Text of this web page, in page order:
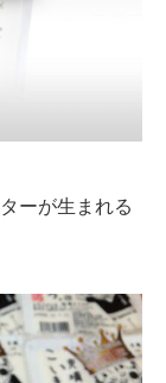
ーが生まれる